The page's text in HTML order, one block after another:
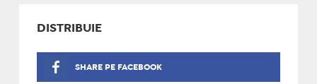
DISTRIBUIE
SHARE PE FACEBOOK